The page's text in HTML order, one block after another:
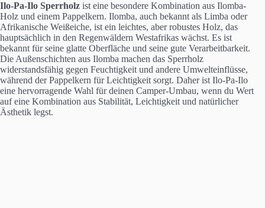
Ilo-Pa-Ilo Sperrholz ist eine besondere Kombination aus Ilomba-
Holz und einem Pappelkern. Ilomba, auch bekannt als Limba oder
Afrikanische Weißeiche, ist ein leichtes, aber robustes Holz, das
hauptsächlich in den Regenwäldern Westafrikas wächst. Es ist
bekannt für seine glatte Oberfläche und seine gute Verarbeitbarkeit.
Die Außenschichten aus Ilomba machen das Sperrholz
widerstandsfähig gegen Feuchtigkeit und andere Umwelteinflüsse,
während der Pappelkern für Leichtigkeit sorgt. Daher ist Ilo-Pa-Ilo
eine hervorragende Wahl für deinen Camper-Umbau, wenn du Wert
auf eine Kombination aus Stabilität, Leichtigkeit und natürlicher
Ästhetik legst.